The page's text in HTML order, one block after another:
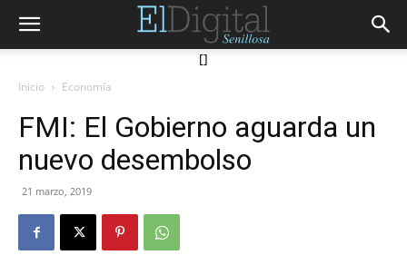
[]
Inicio Economía
FMI: El Gobierno aguarda un
nuevo desembolso
21 marzo, 2019